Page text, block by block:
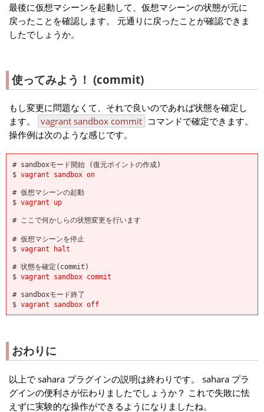
最後に仮想マシーンを起動して、仮想マシーンの状態が元に
戻ったことを確認します。 元通りに戻ったことが確認できま
したでしょうか。
使ってみよう！ (commit)
もし変更に問題なくて、それで良いのであれば状態を確定し
ます。
vagrant sandbox commit コマンドで確定できます。
操作例は次のような感じです。
# sandboxモード開始 (復元ポイントの作成)
$ vagrant sandbox on
# 仮想マシーンの起動
$ vagrant up
# ここで何かしらの状態変更を行います
# 仮想マシーンを停止
$ vagrant halt
# 状態を確定(commit)
$ vagrant sandbox commit
# sandboxモード終了
$ vagrant sandbox off
おわりに
以上で sahara プラグインの説明は終わりです。 sahara プラ
グインの便利さが伝わりましたでしょうか？ これで失敗に怯
えずに実験的な操作ができるようになりましたね。